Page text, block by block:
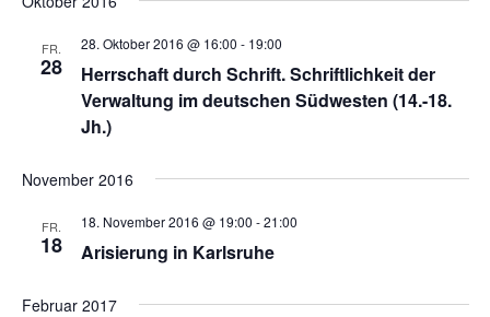
FR.
28
Herrschaft durch Schrift. Schriftlichkeit der
Verwaltung im deutschen Südwesten (14.-18.
Jh.)
28. Oktober 2016 @ 16:00 - 19:00
November 2016
FR.
18 Arisierung in Karlsruhe
18. November 2016 @ 19:00 -21:00
Februar 2017